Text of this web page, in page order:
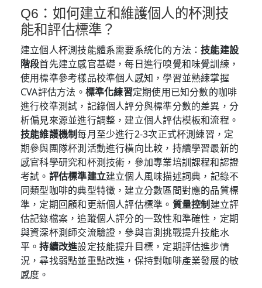
Q6：如何建立和維護個人的杯測技
能和評估標準？
建立個人杯測技能體系需要系統化的方法：技能建設
階段首先建立感官基礎，每日進行嗅覺和味覺訓練，
使用標準參考樣品校準個人感知，學習並熟練掌握
CVA評估方法。 標準化練習定期使用已知分數的咖啡
進行校準測試，記錄個人評分與標準分數的差異，分
析偏見來源並進行調整，建立個人評估模板和流程。
技能維護機制每月至少進行2-3次正式杯測練習，定
期參與團隊杯測活動進行橫向比較，持續學習最新的
感官科學研究和杯測技術，參加專業培訓課程和認證
考試。 評估標準建立建立個人風味描述詞典，記錄不
同類型咖啡的典型特徵，建立分數區間對應的品質標
準，定期回顧和更新個人評估標準。 質量控制 建立評
估記錄檔案，追蹤個人評分的一致性和準確性，定期
與資深杯測師交流驗證，參與盲測挑戰提升技能水
平。持續改進設定技能提升目標，定期評估進步情
況，尋找弱點並重點改進，保持對咖啡產業發展的敏
感度。